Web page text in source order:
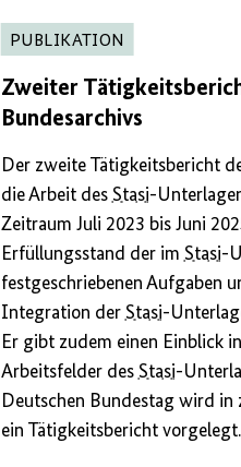
PUBLIKATION
Zweiter
Bundesarchivs
Der zweite Tätigkeitsbericht
die Arbeit des Stasi-
Zeitraum Juli 2023 bis Juni
Erfüllungsstand der im Stasi-
festgeschriebenen Aufgaben
Integration der Stasi-
Er gibt zudem einen Einblick
Arbeitsfelder des Stasi-
Deutschen Bundestag wird in
ein Tätigkeitsbericht vorgelegt.